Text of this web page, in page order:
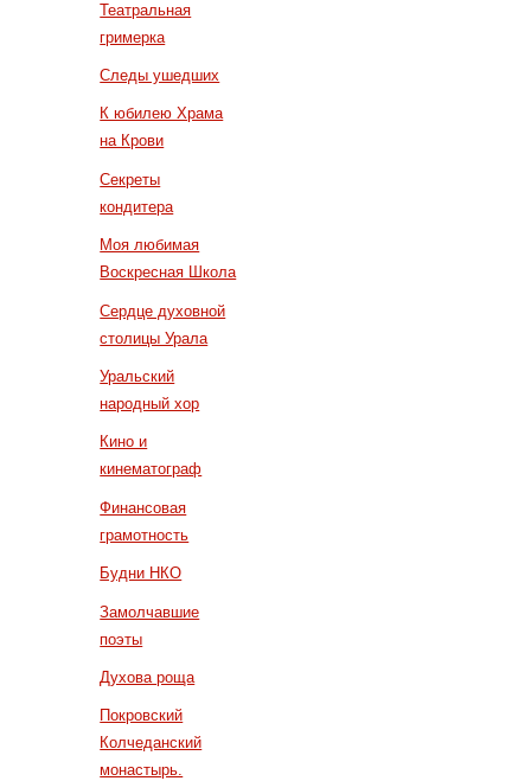
Театральная
гримерка
Следы ушедших
К юбилею Храма
на Крови
Секреты
кондитера
Моя любимая
Воскресная Школа
Сердце духовной
столицы Урала
Уральский
народный хор
Кино и
кинематограф
Финансовая
грамотность
Будни НКО
Замолчавшие
поэты
Духова роща
Покровский
Колчеданский
монастырь.